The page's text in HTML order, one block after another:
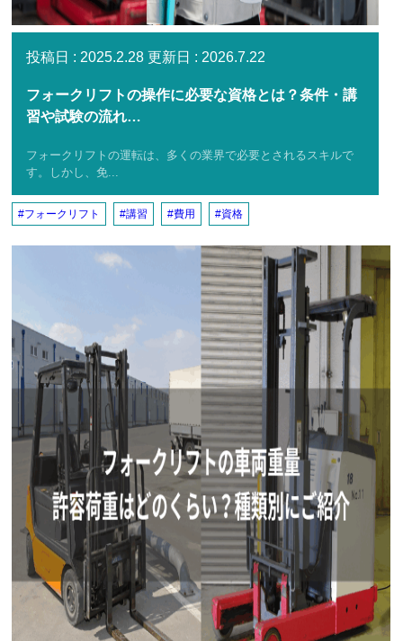
2025.2.28 2026.7.22
フォークリフトの操作に必要な資格とは？条件・講
習や試験の流れ…
フォークリフトの運転は、多くの業界で必要とされるスキルで
す。しかし、免...
フォークリフト 講習 費用 資格